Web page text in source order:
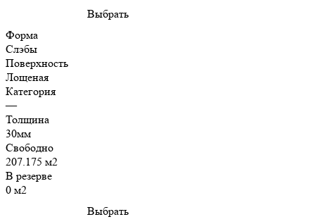
Выбрать
Форма
Слэбы
Поверхность
Лощеная
Категория
—
Толщина
30мм
Свободно
207.175 м2
В резерве
0 м2
Выбрать